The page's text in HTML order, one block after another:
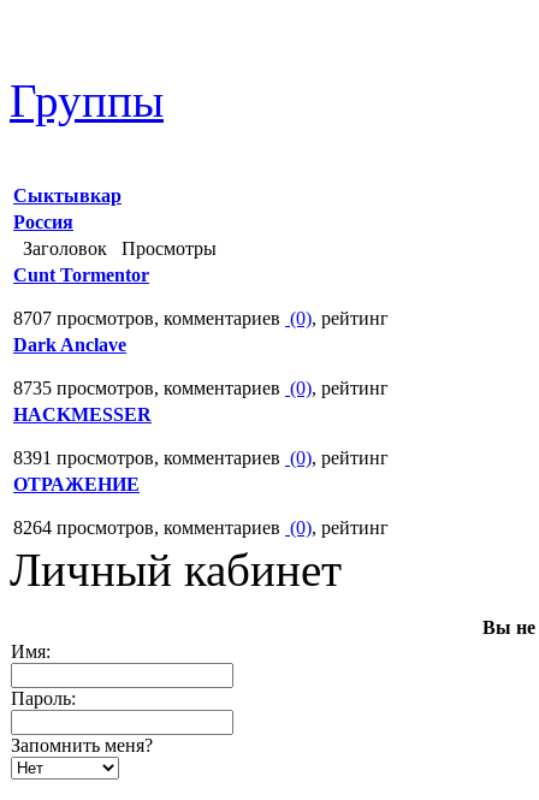
Группы
Сыктывкар
Россия
Заголовок
Просмотры
Cunt Tormentor
8707 просмотров, комментариев (0), рейтинг
Dark Anclave
8735 просмотров, комментариев (0), рейтинг
HACKMESSER
8391 просмотров, комментариев (0), рейтинг
ОТРАЖЕНИЕ
8264 просмотров, комментариев (0), рейтинг
Личный кабинет
Вы не
Имя:
Пароль:
Запомнить меня?